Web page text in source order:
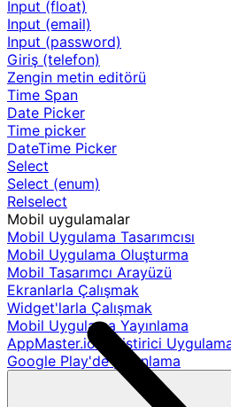
Input (float)
Input (email)
Input (password)
Giriş (telefon)
Zengin metin editörü
Time Span
Date Picker
Time picker
DateTime Picker
Select
Select (enum)
Relselect
Mobil uygulamalar
Mobil Uygulama Tasarımcısı
Mobil Uygulama Oluşturma
Mobil Tasarımcı Arayüzü
Ekranlarla Çalışmak
Widget'larla Çalışmak
Mobil Uygulama Yayınlama
AppMaster.io Geliştirici
Google Play'de yayınlama